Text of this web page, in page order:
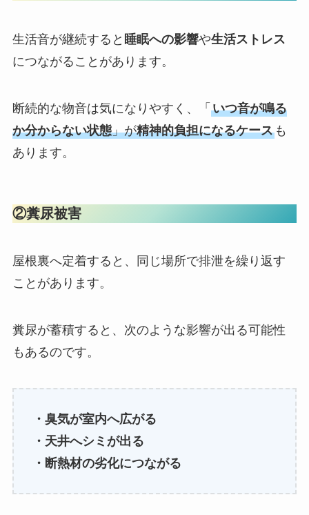
生活音が継続すると 睡眠への影響や生活ストレス
につながることがあります。
断続的な物音は気になりやすく、「 いつ音が鳴る
か分からない状態」が精神的負担になるケースも
あります。
②糞尿被害
屋根裏へ定着すると、同じ場所で排泄を繰り返す
ことがあります。
糞尿が蓄積すると、次のような影響が出る可能性
もあるのです。
・臭気が室内へ広がる
・天井へシミが出る
・断熱材の劣化につながる